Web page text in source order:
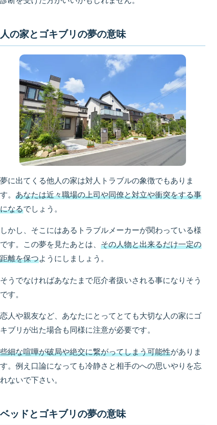
人の家とゴキブリの夢の意味
夢に出てくる他人の家は対人トラブルの象徴でもありま
す。 あなたは近々職場の上司や同僚と対立や衝突をする事
になるでしょう。
しかし、そこにはあるトラブルメーカーが関わっている様
です。この夢を見たあとは、 その人物と出来るだけ一定の
距離を保つようにしましょう。
そうでなければあなたまで厄介者扱いされる事になりそう
です。
恋人や親友など、あなたにとってとても大切な人の家にゴ
キブリが出た場合も同様に注意が必要です。
些細な喧嘩が破局や絶交に繋がってしまう可能性がありま
す。例え口論になっても冷静さと相手のへの思いやりを忘
れないで下さい。
ベッドとゴキブリの夢の意味